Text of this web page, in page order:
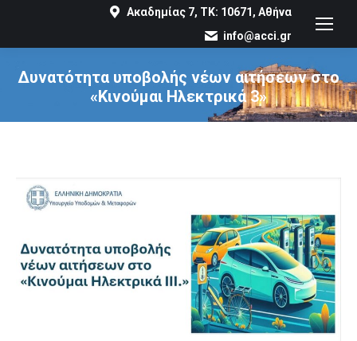
Ακαδημίας 7, ΤΚ: 10671, Αθήνα
info@acci.gr
Δυνατότητα υποβολής νέων αιτήσεων στο
«Κινούμαι Ηλεκτρικά 3»
You are here: